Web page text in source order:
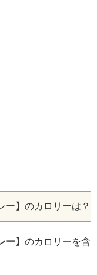
ー】のカロリーは？
】 のカロリーを含